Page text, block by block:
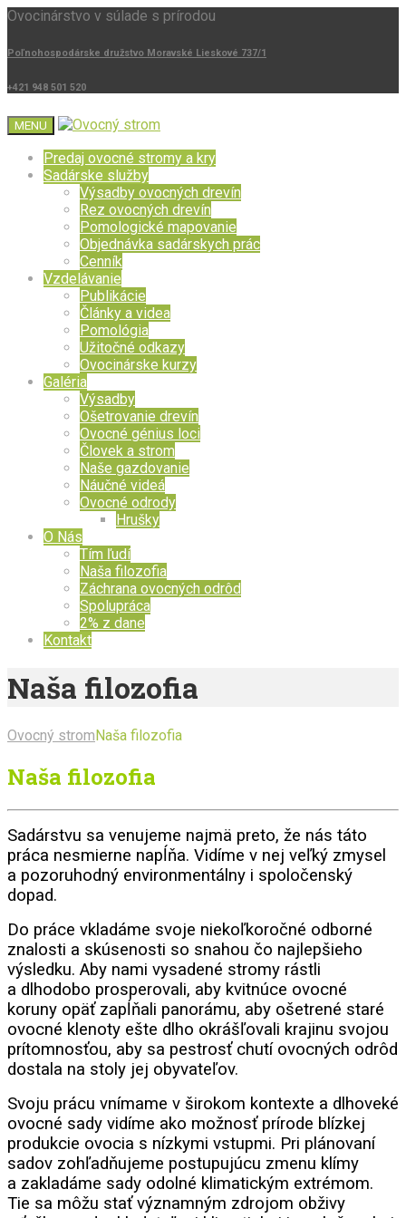
Ovocinárstvo v súlade s prírodou
Poľnohospodárske družstvo Moravské Lieskové 737/1
+421 948 501 520
MENU
Predaj ovocné stromy a kry
Sadárske služby
Výsadby ovocných drevín
Rez ovocných drevín
Pomologické mapovanie
Objednávka sadárskych prác
Cenník
Vzdelávanie
Publikácie
Články a videa
Pomológia
Užitočné odkazy
Ovocinárske kurzy
Galéria
Výsadby
Ošetrovanie drevín
Ovocné génius loci
Človek a strom
Naše gazdovanie
Náučné videá
Ovocné odrody
Hrušky
O Nás
Tím ľudí
Naša filozofia
Záchrana ovocných odrôd
Spolupráca
2% z dane
Kontakt
Naša filozofia
Ovocný stromNaša filozofia
Naša filozofia
Sadárstvu sa venujeme najmä preto, že nás táto
práca nesmierne napĺňa. Vidíme v nej veľký zmysel
a pozoruhodný environmentálny i spoločenský
dopad.
Do práce vkladáme svoje niekoľkoročné odborné
znalosti a skúsenosti so snahou čo najlepšieho
výsledku. Aby nami vysadené stromy rástli
a dlhodobo prosperovali, aby kvitnúce ovocné
koruny opäť zapĺňali panorámu, aby ošetrené staré
ovocné klenoty ešte dlho okrášľovali krajinu svojou
prítomnosťou, aby sa pestrosť chutí ovocných odrôd
dostala na stoly jej obyvateľov.
Svoju prácu vnímame v širokom kontexte a dlhoveké
ovocné sady vidíme ako možnosť prírode blízkej
produkcie ovocia s nízkymi vstupmi. Pri plánovaní
sadov zohľadňujeme postupujúcu zmenu klímy
a zakladáme sady odolné klimatickým extrémom.
Tie sa môžu stať významným zdrojom obživy